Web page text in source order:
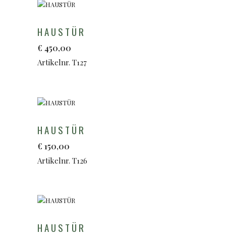
HAUSTÜR
€ 450,00
Artikelnr. T127
HAUSTÜR
€ 150,00
Artikelnr. T126
HAUSTÜR